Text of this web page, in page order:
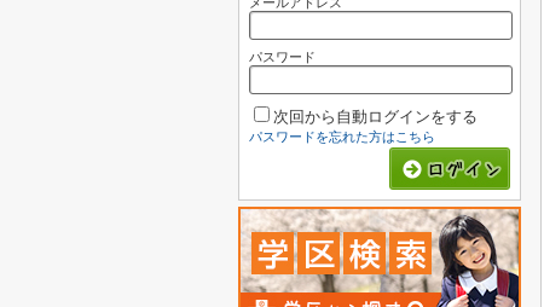
パスワード
次回から自動ログインをする
パスワードを忘れた方はこちら